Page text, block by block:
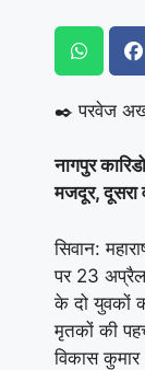
✒️ परवेज
नागपुर
मजदूर, दूसरा
सिवान:
पर 23
के दो युवकों
मृतकों की
विकास